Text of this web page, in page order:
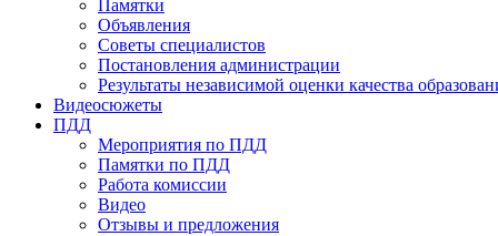
Памятки
Объявления
Советы специалистов
Постановления администрации
Результаты независимой оценки качества
Видеосюжеты
ПДД
Мероприятия по ПДД
Памятки по ПДД
Работа комиссии
Видео
Отзывы и предложения